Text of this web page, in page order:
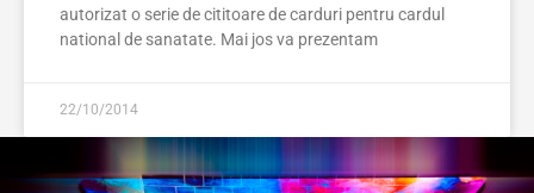
autorizat o serie de cititoare de carduri pentru cardul
national de sanatate. Mai jos va prezentam
22/10/2014